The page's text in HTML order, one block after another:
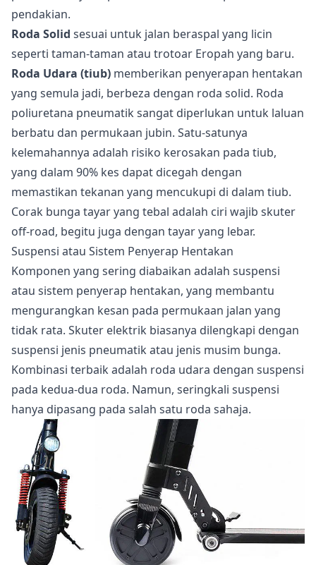
pendakian.
Roda Solid sesuai untuk jalan beraspal yang licin
seperti taman-taman atau trotoar Eropah yang baru.
Roda Udara (tiub) memberikan penyerapan hentakan
yang semula jadi, berbeza dengan roda solid. Roda
poliuretana pneumatik sangat diperlukan untuk laluan
berbatu dan permukaan jubin. Satu-satunya
kelemahannya adalah risiko kerosakan pada tiub,
yang dalam 90% kes dapat dicegah dengan
memastikan tekanan yang mencukupi di dalam tiub.
Corak bunga tayar yang tebal adalah ciri wajib skuter
off-road, begitu juga dengan tayar yang lebar.
Suspensi atau Sistem Penyerap Hentakan
Komponen yang sering diabaikan adalah suspensi
atau sistem penyerap hentakan, yang membantu
mengurangkan kesan pada permukaan jalan yang
tidak rata. Skuter elektrik biasanya dilengkapi dengan
suspensi jenis pneumatik atau jenis musim bunga.
Kombinasi terbaik adalah roda udara dengan suspensi
pada kedua-dua roda. Namun, seringkali suspensi
hanya dipasang pada salah satu roda sahaja.